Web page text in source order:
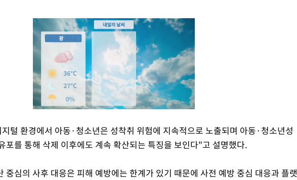
Mute
털 환경에서 아동·청소년은 성착취 위험에 지속적으로 노출되며 아동·청소년성
포를 통해 삭제 이후에도 계속 확산되는 특징을 보인다"고 설명했다.
중심의 사후 대응은 피해 예방에는 한계가 있기 때문에 사전 예방 중심 대응과 플랫